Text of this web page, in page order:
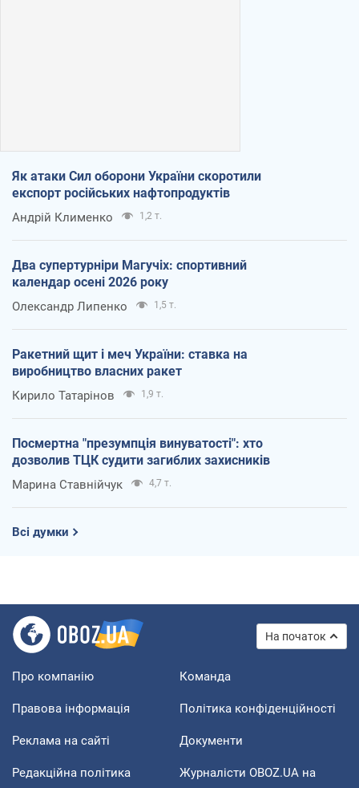
Як атаки Сил оборони України скоротили
експорт російських нафтопродуктів
Андрій Клименко 1,2 т.
Два супертурніри Магучіх: спортивний
календар осені 2026 року
Олександр Липенко 1,5 т.
Ракетний щит і меч України: ставка на
виробництво власних ракет
Кирило Татарінов 1,9 т.
Посмертна "презумпція винуватості": хто
дозволив ТЦК судити загиблих захисників
Марина Ставнійчук 4,7 т.
Всі думки
На початок
Про компанію Команда
Правова інформація Політика конфіденційності
Реклама на сайті Документи
Редакційна політика
Журналісти OBOZ.UA на